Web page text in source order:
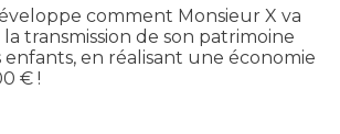
comment Monsieur X va
transmission de son patrimoine
enfants, en réalisant une économie
€ !